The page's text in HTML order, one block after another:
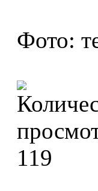
Фото:
119